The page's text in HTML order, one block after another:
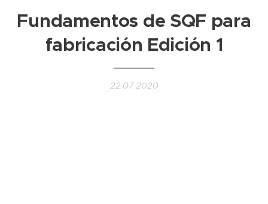
Fundamentos de SQF para
fabricación Edición 1
22.07.2020